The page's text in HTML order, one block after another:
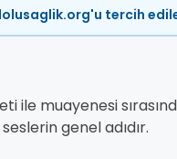
tercih
ile muayenesi
genel adıdır.